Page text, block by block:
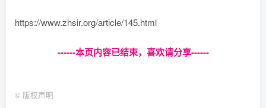
https://www.zhsir.org/article/145.html
------本页内容已结束，喜欢请分享------
© 版权声明